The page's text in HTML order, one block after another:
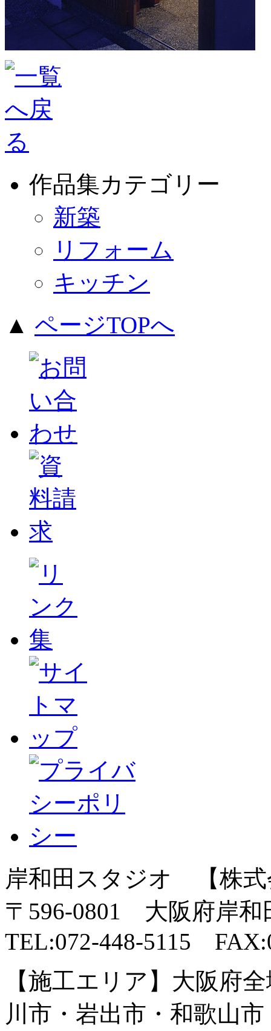
作品集カテゴリー
新築
リフォーム
キッチン
▲ ページTOPへ
岸和田スタジオ 【株
〒596-0801 大阪府岸和
TEL:072-448-5115
【施工エリア】大阪府
川市・岩出市・和歌山